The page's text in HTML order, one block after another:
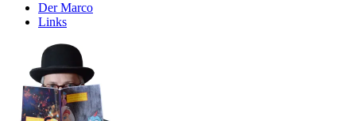
Der Marco
Links